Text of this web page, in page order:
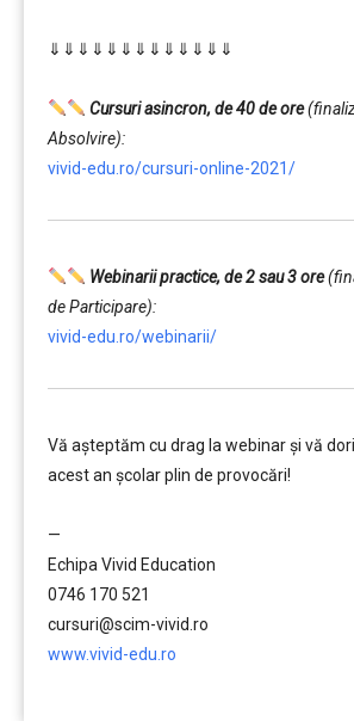
⇓⇓⇓⇓⇓⇓⇓⇓⇓⇓⇓⇓⇓
Cursuri asincron, de 40 de ore
Absolvire):
vivid-edu.ro/cursuri-online-2021/
Webinarii practice, de 2 sau 3 ore
de Participare):
vivid-edu.ro/webinarii/
Vă aşteptăm cu drag la webinar şi vă
acest an şcolar plin de provocări!
—
Echipa Vivid Education
0746 170 521
cursuri@scim-vivid.ro
www.vivid-edu.ro